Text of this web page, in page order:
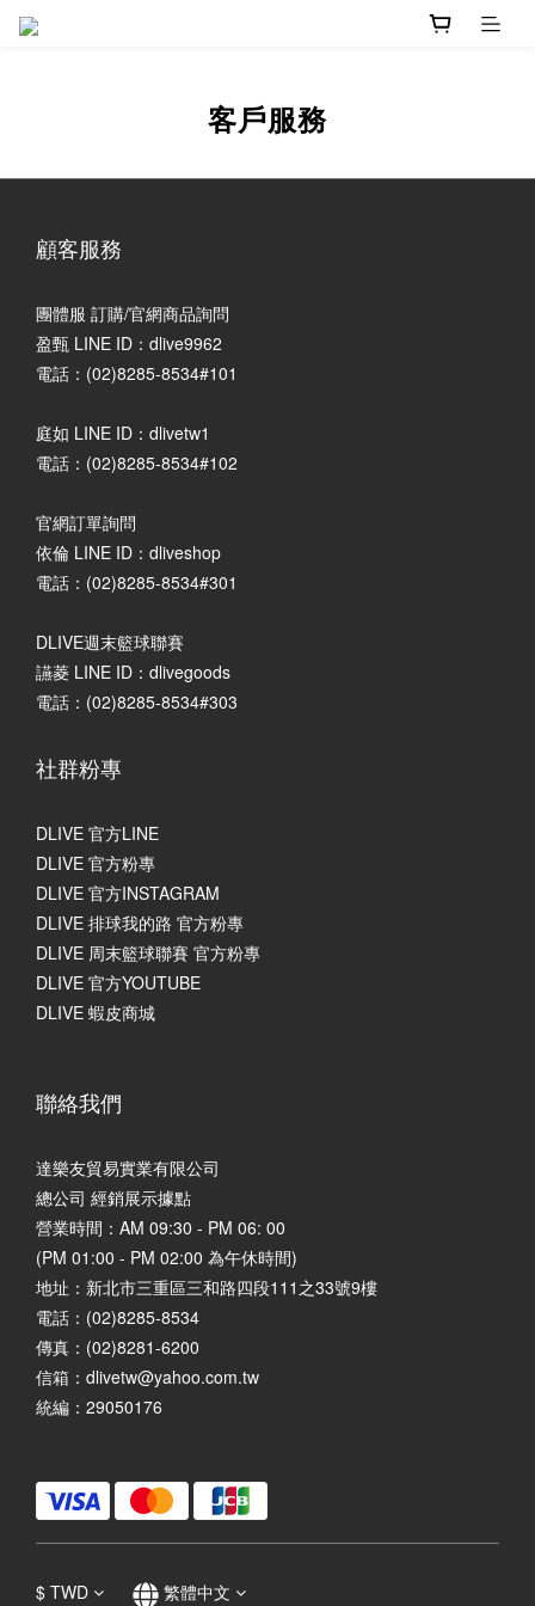
客戶服務
顧客服務
團體服 訂購/官網商品詢問
盈甄 LINE ID：dlive9962
電話：(02)8285-8534#101
庭如 LINE ID：dlivetw1
電話：(02)8285-8534#102
官網訂單詢問
依倫 LINE ID：dliveshop
電話：(02)8285-8534#301
DLIVE週末籃球聯賽
讌菱 LINE ID：dlivegoods
電話：(02)8285-8534#303
社群粉專
DLIVE 官方LINE
DLIVE 官方粉專
DLIVE 官方INSTAGRAM
DLIVE 排球我的路 官方粉專
DLIVE 周末籃球聯賽 官方粉專
DLIVE 官方YOUTUBE
DLIVE 蝦皮商城
聯絡我們
達樂友貿易實業有限公司
總公司 經銷展示據點
營業時間：AM 09:30 - PM 06: 00
(PM 01:00 - PM 02:00 為午休時間)
地址： 新北市三重區三和路四段111之33號9樓
電話：(02)8285-8534
傳真：(02)8281-6200
信箱：dlivetw@yahoo.com.tw
統編：29050176
$ TWD 繁體中文